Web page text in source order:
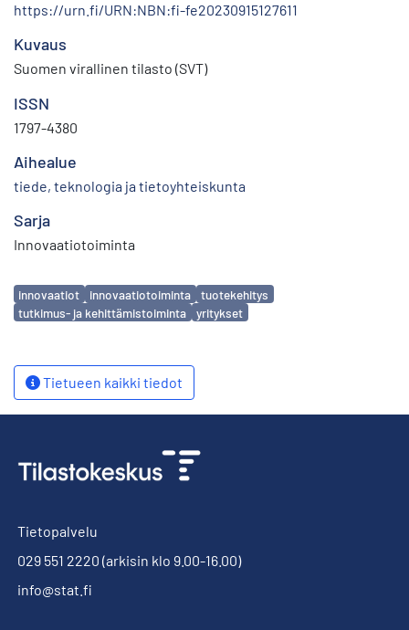
https://urn.fi/URN:NBN:fi-fe20230915127611
Kuvaus
Suomen virallinen tilasto (SVT)
ISSN
1797-4380
Aihealue
tiede, teknologia ja tietoyhteiskunta
Sarja
Innovaatiotoiminta
Avainsanat
innovaatiot innovaatiotoiminta
tuotekehitys
tutkimus- ja kehittämistoiminta
yritykset
Tietueen kaikki tiedot
Tietopalvelu
029 551 2220 (arkisin klo 9.00-16.00)
info@stat.fi